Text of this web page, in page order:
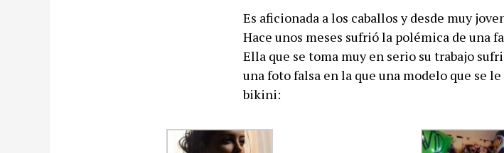
Es aficionada a los caballos y desde muy
Hace unos meses sufrió la polémica de una
Ella que se toma muy en serio su trabajo
una foto falsa en la que una modelo que se
bikini: